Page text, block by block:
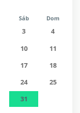
Sáb Dom
3
4
10
11
17
18
24
25
31